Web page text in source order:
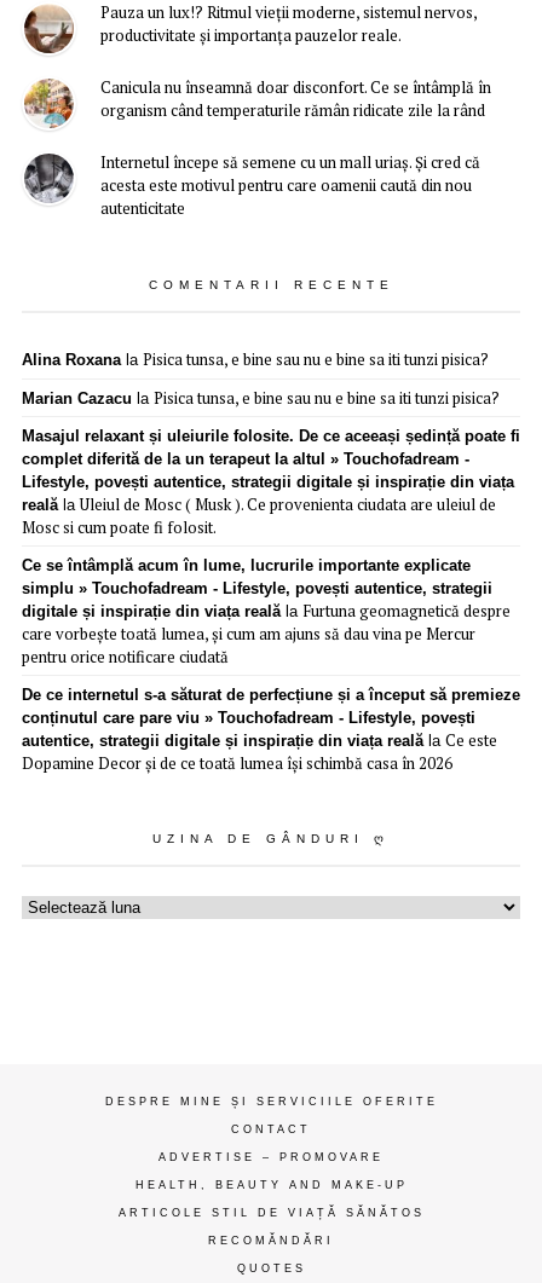
Pauza un lux!? Ritmul vieții moderne, sistemul nervos,
productivitate și importanța pauzelor reale.
Canicula nu înseamnă doar disconfort. Ce se întâmplă în
organism când temperaturile rămân ridicate zile la rând
Internetul începe să semene cu un mall uriaș. Și cred că
acesta este motivul pentru care oamenii caută din nou
autenticitate
COMENTARII RECENTE
Alina Roxanala Pisica tunsa, e bine sau nu e bine sa iti tunzi pisica?
Marian Cazacu la Pisica tunsa, e bine sau nu e bine sa iti tunzi pisica?
Masajul relaxant și uleiurile folosite. De ce aceeași ședință poate fi
complet diferită de la un terapeut la altul » Touchofadream -
Lifestyle, povești autentice, strategii digitale și inspirație din viața
realălaUleiul de Mosc ( Musk ). Ce provenienta ciudata are uleiul de
Mosc si cum poate fi folosit.
Ce se întâmplă acum în lume, lucrurile importante explicate
simplu » Touchofadream - Lifestyle, povești autentice, strategii
digitale și inspirație din viața realăla Furtuna geomagnetică despre
care vorbește toată lumea, și cum am ajuns să dau vina pe Mercur
pentru orice notificare ciudată
De ce internetul s-a săturat de perfecțiune și a început să premieze
conținutul care pare viu » Touchofadream - Lifestyle, povești
autentice, strategii digitale și inspirație din viața realăla Ce este
Dopamine Decor și de ce toată lumea își schimbă casa în 2026
UZINA DE GÂNDURI Ღ
Uzina
DESPRE MINE ȘI SERVICIILE OFERITE
CONTACT
ADVERTISE – PROMOVARE
HEALTH, BEAUTY AND MAKE-UP
ARTICOLE STIL DE VIAȚĂ SĂNĂTOS
RECOMĂNDĂRI
QUOTES